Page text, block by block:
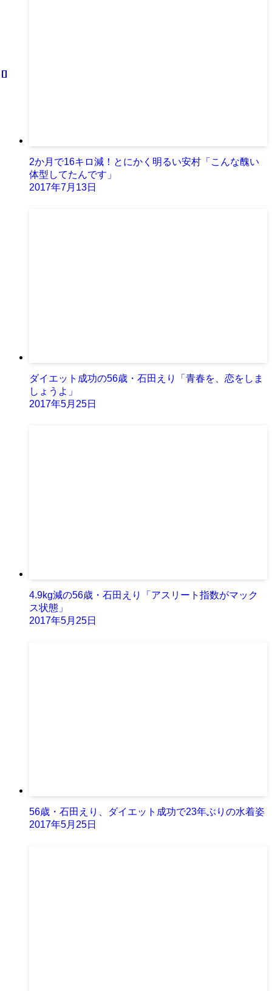
2か月で16キロ減！とにかく明るい安村「こんな醜い
体型してたんです」
2017年7月13日
ダイエット成功の56歳・石田えり「青春を、恋をしま
しょうよ」
2017年5月25日
4.9kg減の56歳・石田えり「アスリート指数がマック
ス状態」
2017年5月25日
56歳・石田えり、ダイエット成功で23年ぶりの水着姿
2017年5月25日